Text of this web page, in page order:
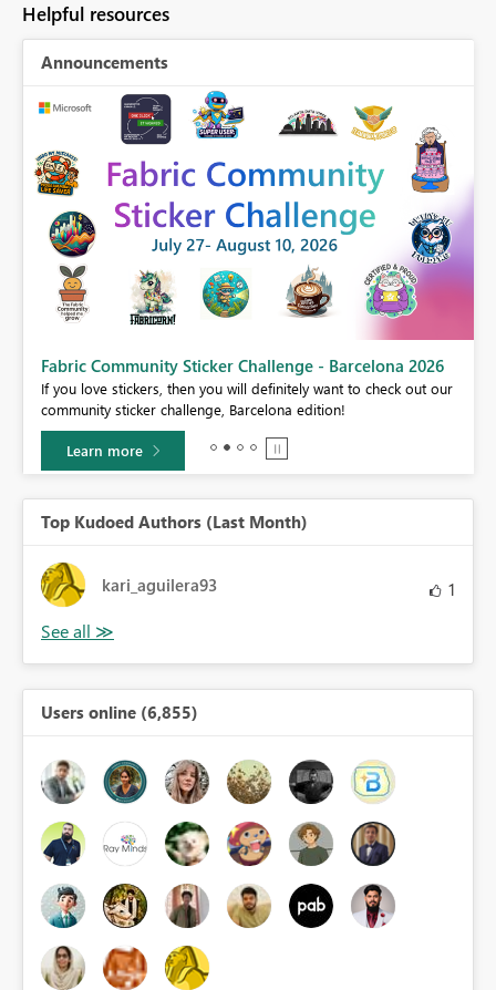
Helpful resources
Announcements
Fabric Community Sticker Challenge - Barcelona 2026
If you love stickers, then you will definitely want to check out our
community sticker challenge, Barcelona edition!
Learn more
Top Kudoed Authors (Last Month)
kari_aguilera93 1
Users online (6,855)